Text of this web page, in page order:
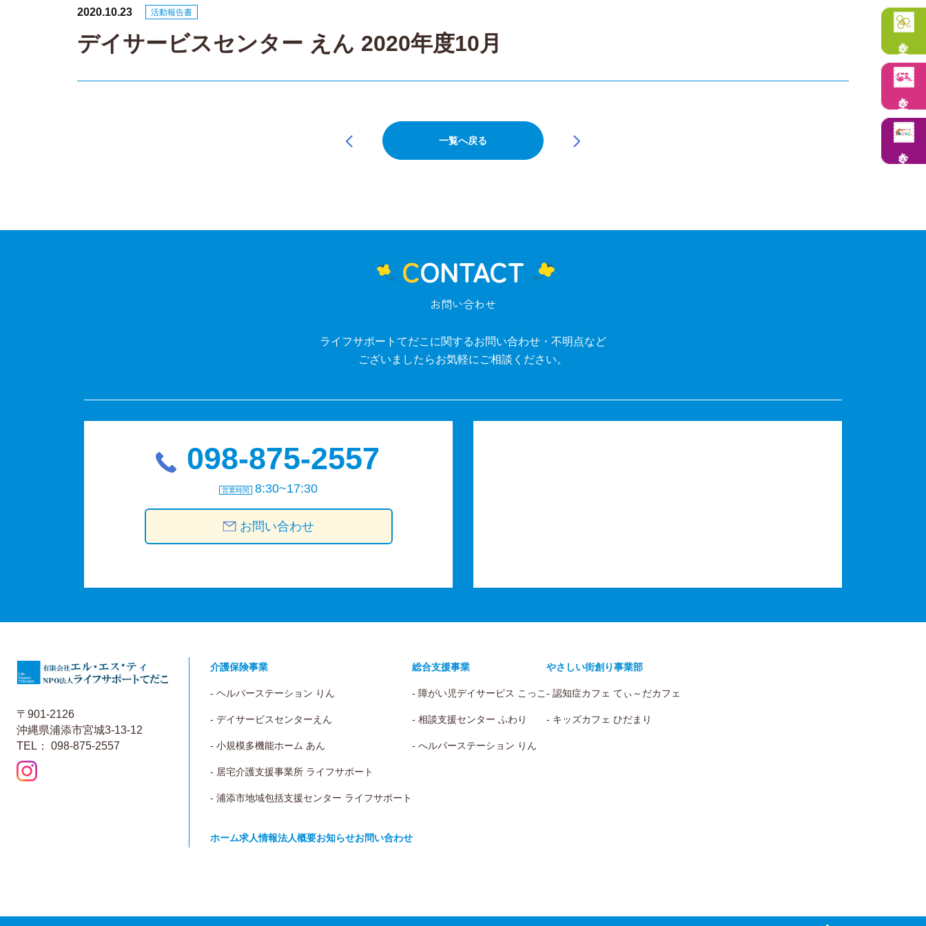
空き状況
空き状況
空き状況
デイサービスセンター えん 2020年度10月
2020.10.23 活動報告書
一覧へ戻る
CONTACT
お問い合わせ
ライフサポートてだこに関するお問い合わせ・不明点など
ございましたらお気軽にご相談ください。
098-875-2557
営業時間 8:30~17:30
お問い合わせ
〒901-2126
沖縄県浦添市宮城3-13-12
TEL： 098-875-2557
介護保険事業
- ヘルパーステーション りん
- デイサービスセンターえん
- 小規模多機能ホーム あん
- 居宅介護支援事業所 ライフサポート
- 浦添市地域包括支援センター ライフサポート
総合支援事業
- 障がい児デイサービス こっこ
- 相談支援センター ふわり
- へルパーステーション りん
やさしい街創り事業部
- 認知症カフェ てぃ～だカフェ
- キッズカフェ ひだまり
ホーム求人情報法人概要お知らせお問い合わせ